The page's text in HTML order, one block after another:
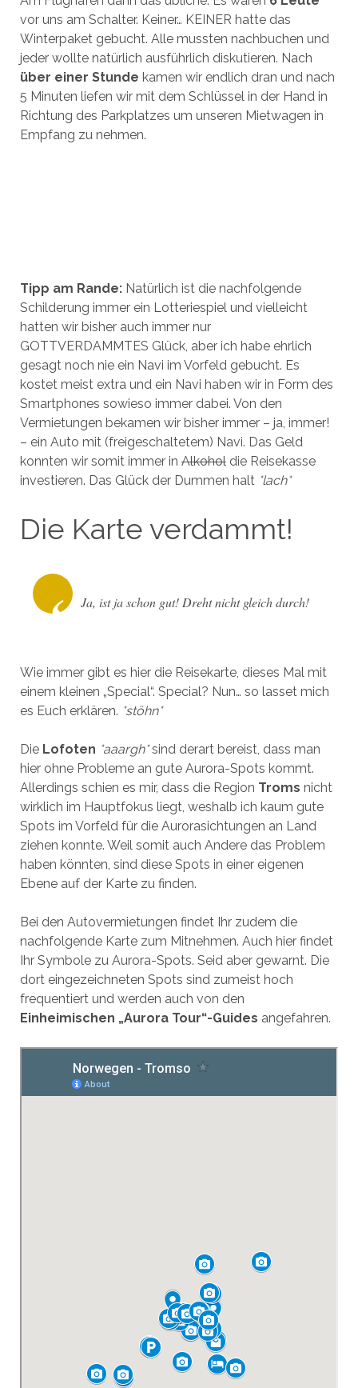
vor uns am Schalter. Keiner… KEINER hatte das
Winterpaket gebucht. Alle mussten nachbuchen und
jeder wollte natürlich ausführlich diskutieren. Nach
über einer Stunde kamen wir endlich dran und nach
5 Minuten liefen wir mit dem Schlüssel in der Hand in
Richtung des Parkplatzes um unseren Mietwagen in
Empfang zu nehmen.
Tipp am Rande:Natürlich ist die nachfolgende
Schilderung immer ein Lotteriespiel und vielleicht
hatten wir bisher auch immer nur
GOTTVERDAMMTES Glück, aber ich habe ehrlich
gesagt noch nie ein Navi im Vorfeld gebucht. Es
kostet meist extra und ein Navi haben wir in Form des
Smartphones sowieso immer dabei. Von den
Vermietungen bekamen wir bisher immer – ja, immer!
– ein Auto mit (freigeschaltetem) Navi. Das Geld
konnten wir somit immer inAlkoholdie Reisekasse
investieren. Das Glück der Dummen halt *lach*
Die Karte verdammt!
Ja, ist ja schon gut! Dreht nicht gleich durch!
Wie immer gibt es hier die Reisekarte, dieses Mal mit
einem kleinen „Special“. Special? Nun… so lasset mich
es Euch erklären. *stöhn*
Die Lofoten *aaargh*sind derart bereist, dass man
hier ohne Probleme an gute Aurora-Spots kommt.
Allerdings schien es mir, dass die Region Troms nicht
wirklich im Hauptfokus liegt, weshalb ich kaum gute
Spots im Vorfeld für die Aurorasichtungen an Land
ziehen konnte. Weil somit auch Andere das Problem
haben könnten, sind diese Spots in einer eigenen
Ebene auf der Karte zu finden.
Bei den Autovermietungen findet Ihr zudem die
nachfolgende Karte zum Mitnehmen. Auch hier findet
Ihr Symbole zu Aurora-Spots. Seid aber gewarnt. Die
dort eingezeichneten Spots sind zumeist hoch
frequentiert und werden auch von den
Einheimischen „Aurora Tour“-Guides angefahren.